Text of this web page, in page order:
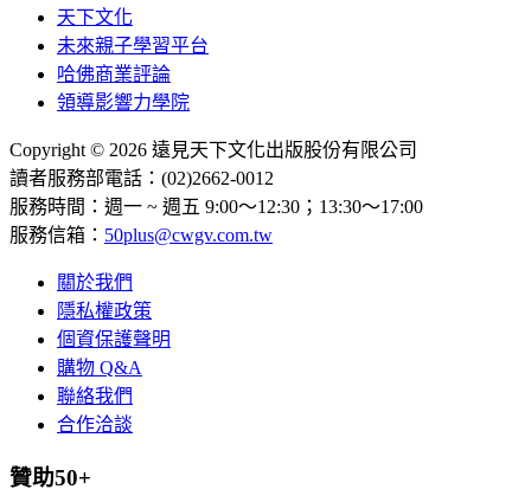
天下文化
未來親子學習平台
哈佛商業評論
領導影響力學院
Copyright © 2026 遠見天下文化出版股份有限公司
讀者服務部電話：(02)2662-0012
服務時間：週一 ~ 週五 9:00～12:30；13:30～17:00
服務信箱： 50plus@cwgv.com.tw
關於我們
隱私權政策
個資保護聲明
購物 Q&A
聯絡我們
合作洽談
贊助50+